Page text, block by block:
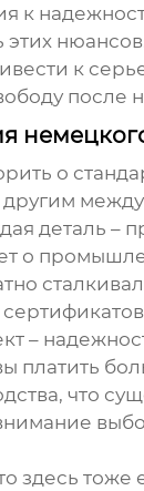
к
к
после
о
другим
деталь –
о
–
платить
что
здесь